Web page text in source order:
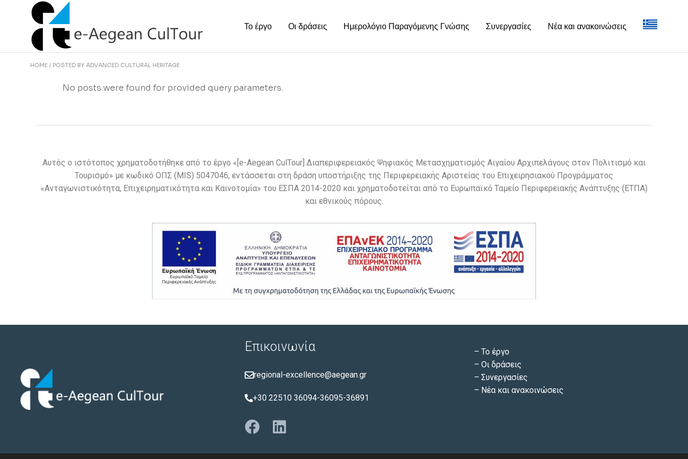
Το έργο Οι δράσεις Ημερολόγιο Παραγόμενης Γνώσης Συνεργασίες Νέα και ανακοινώσεις
HOME POSTED BY ADVANCED CULTURAL HERITAGE
No posts were found for provided query parameters.
Αυτός ο ιστότοπος χρηματοδοτήθηκε από το έργο «[e-Aegean CulTour] Διαπεριφερειακός Ψηφιακός Μετασχηματισμός Αιγαίου Αρχιπελάγους στον Πολιτισμό και
Τουρισμό» με κωδικό ΟΠΣ (MIS) 5047046, εντάσσεται στη δράση υποστήριξης της Περιφερειακής Αριστείας του Επιχειρησιακού Προγράμματος
«Ανταγωνιστικότητα, Επιχειρηματικότητα και Καινοτομία» του ΕΣΠΑ 2014-2020 και χρηματοδοτείται από το Ευρωπαϊκό Ταμείο Περιφερειακής Ανάπτυξης (ΕΤΠΑ)
και εθνικούς πόρους.
Επικοινωνία
regional-excellence@aegean.gr
+30 22510 36094-36095-36891
– Το έργο
– Οι δράσεις
– Συνεργασίες
– Νέα και ανακοινώσεις